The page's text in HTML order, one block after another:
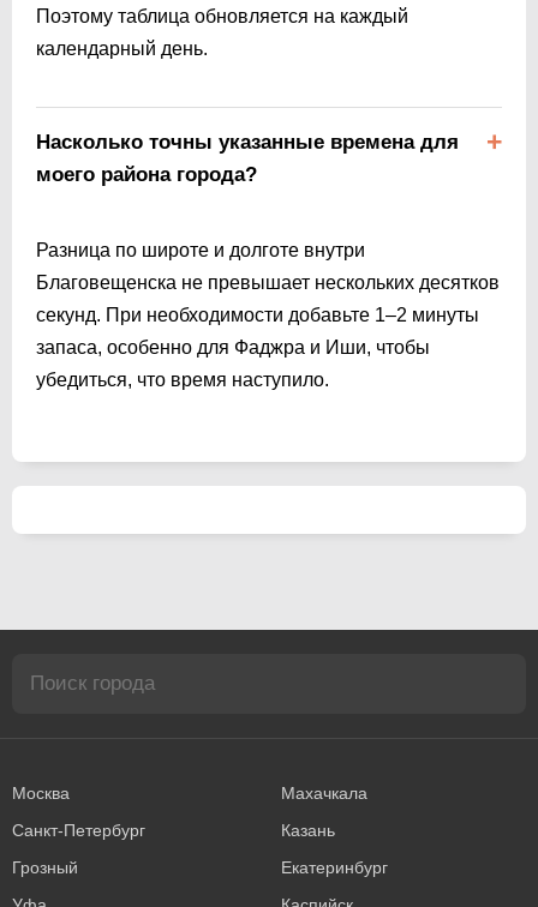
Поэтому таблица обновляется на каждый
календарный день.
Насколько точны указанные времена для
моего района города?
Разница по широте и долготе внутри
Благовещенска не превышает нескольких десятков
секунд. При необходимости добавьте 1–2 минуты
запаса, особенно для Фаджра и Иши, чтобы
убедиться, что время наступило.
Москва
Махачкала
Санкт-Петербург
Казань
Грозный
Екатеринбург